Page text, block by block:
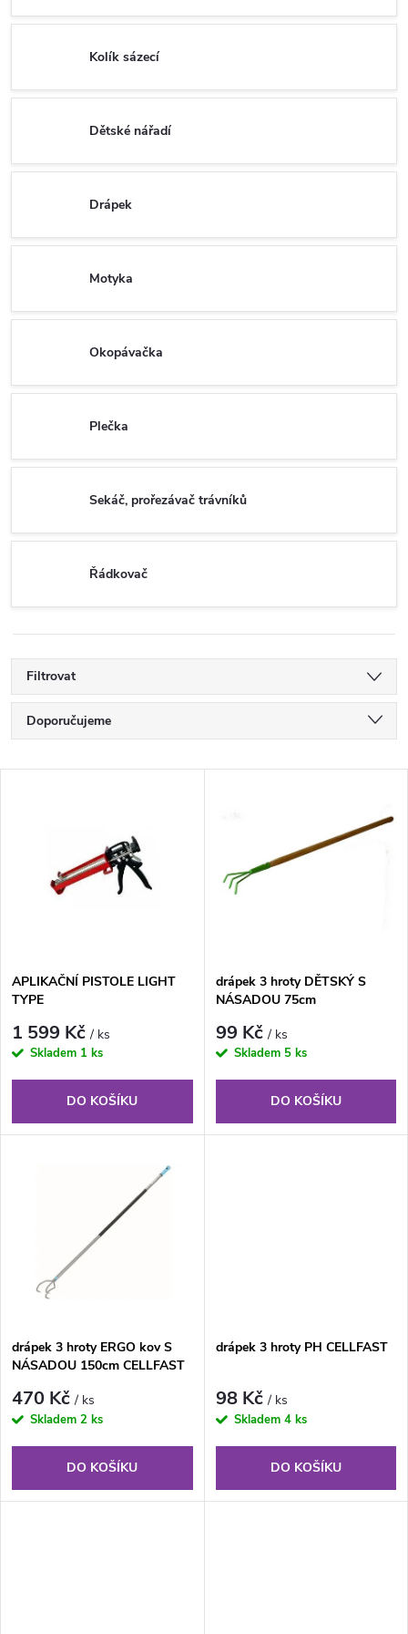
Kolík sázecí
Dětské nářadí
Drápek
Motyka
Okopávačka
Plečka
Sekáč, prořezávač trávníků
Řádkovač
Filtrovat
Ř
a
p
r
o
d
Doporučujeme
Abecedně
s
p
r
ů
APLIKAČNÍ PISTOLE LIGHT
TYPE
1 599 Kč/ ks
Skladem 1 ks
DO KOŠÍKU
drápek 3 hroty DĚTSKÝ S
NÁSADOU 75cm
99 Kč/ ks
Skladem 5 ks
DO KOŠÍKU
drápek 3 hroty ERGO kov S
NÁSADOU 150cm CELLFAST
470 Kč/ ks
Skladem 2 ks
DO KOŠÍKU
drápek 3 hroty PH CELLFAST
98 Kč/ ks
Skladem 4 ks
DO KOŠÍKU